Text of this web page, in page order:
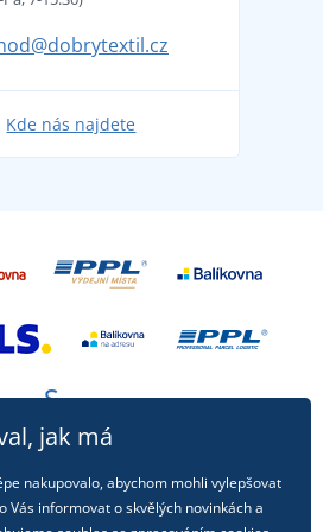
starostí
Kde nás najdete
jak má
nakupovalo, abychom mohli vylepšovat
Vás informovat o skvělých novinkách a